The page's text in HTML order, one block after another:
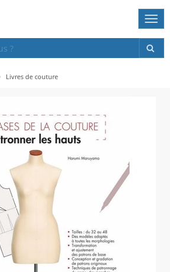
Livres de couture